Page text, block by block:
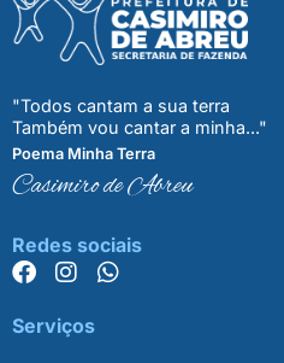
"Todos cantam a sua terra
Também vou cantar a minha..."
Poema Minha Terra
Casimiro de Abreu
Redes sociais
Serviços